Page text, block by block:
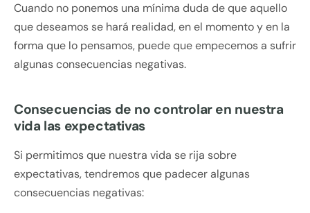
Cuando no ponemos una mínima duda de que aquello
que deseamos se hará realidad, en el momento y en la
forma que lo pensamos, puede que empecemos a sufrir
algunas consecuencias negativas.
Consecuencias de no controlar en nuestra
vida las expectativas
Si permitimos que nuestra vida se rija sobre
expectativas, tendremos que padecer algunas
consecuencias negativas: